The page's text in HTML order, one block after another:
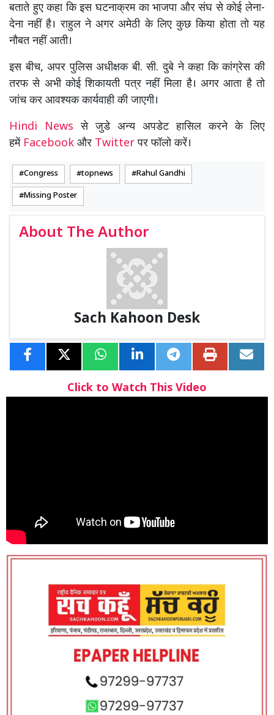
बताते हुए कहा कि इस घटनाक्रम का भाजपा और संघ से कोई लेना-
देना नहीं है। राहुल ने अगर अमेठी के लिए कुछ किया होता तो यह
नौबत नहीं आती।
इस बीच, अपर पुलिस अधीक्षक बी. सी. दुबे ने कहा कि कांग्रेस की
तरफ से अभी कोई शिकायती पत्र नहीं मिला है। अगर आता है तो
जांच कर आवश्यक कार्यवाही की जाएगी।
Hindi Newsसे जुडे अन्य अपडेट हासिल करने के लिए
हमें Facebook और Twitterपर फॉलो करें।
Congress topnews Rahul Gandhi
Missing Poster
About The Author
Sach Kahoon Desk
Click to Watch This Video